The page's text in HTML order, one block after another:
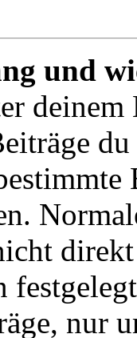
und
deinem
nur